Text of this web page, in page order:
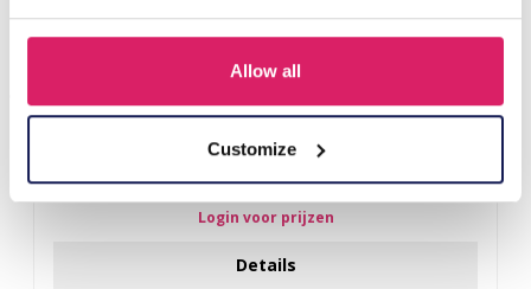
Allow all
Customize
Login voor prijzen
Details